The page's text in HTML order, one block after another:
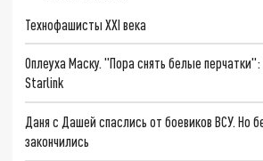
Технофашисты XXI века
Оплеуха Маску. "Пора снять белые
Starlink
Даня с Дашей спаслись от боевиков ВСУ. Но
закончились